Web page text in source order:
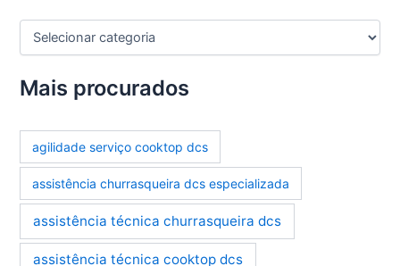
C
e
g
r
a
Mais procurados
agilidade serviço cooktop dcs
assistência churrasqueira dcs especializada
assistência técnica churrasqueira dcs
assistência técnica cooktop dcs